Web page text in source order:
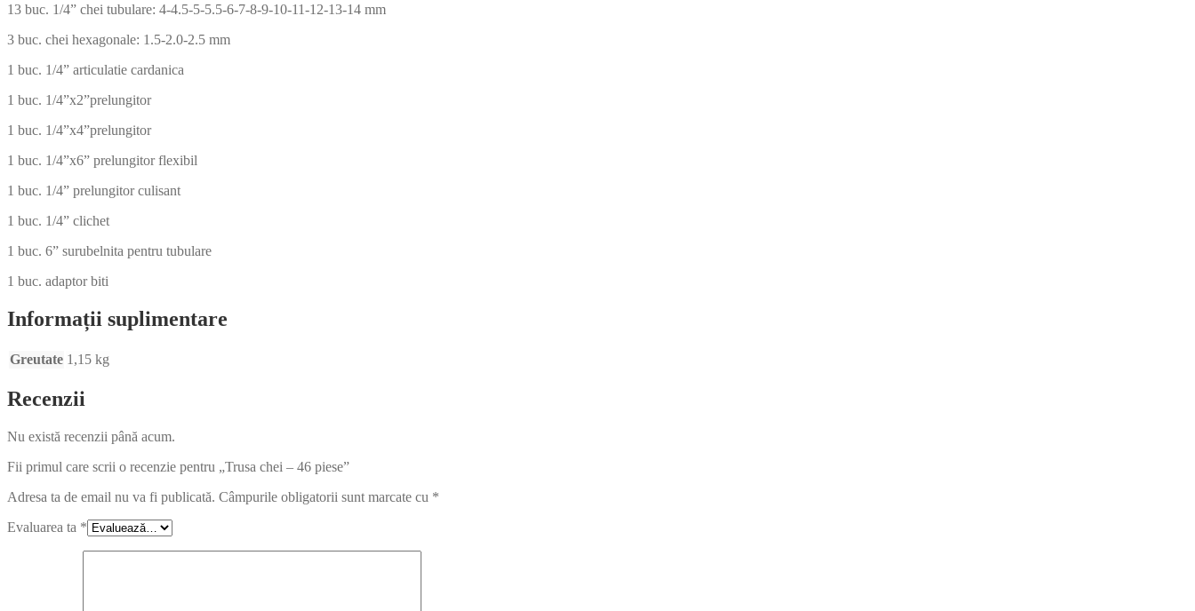
13 buc. 1/4” chei tubulare: 4-4.5-5-5.5-6-7-8-9-10-11-12-13-14 mm
3 buc. chei hexagonale: 1.5-2.0-2.5 mm
1 buc. 1/4” articulatie cardanica
1 buc. 1/4”x2”prelungitor
1 buc. 1/4”x4”prelungitor
1 buc. 1/4”x6” prelungitor flexibil
1 buc. 1/4” prelungitor culisant
1 buc. 1/4” clichet
1 buc. 6” surubelnita pentru tubulare
1 buc. adaptor biti
Informații suplimentare
Greutate 1,15 kg
Recenzii
Nu există recenzii până acum.
Fii primul care scrii o recenzie pentru „Trusa chei – 46 piese”
Adresa ta de email nu va fi publicată. Câmpurile obligatorii sunt marcate cu *
Evaluarea ta *